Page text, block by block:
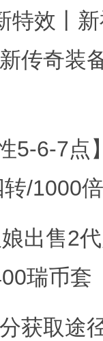
特效丨
传奇装
5-6-7
/1000
出售2
瑞币套
获取途